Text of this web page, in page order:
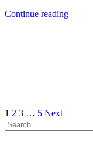
Continue reading
1 2 3 … 5 Next
Search
for: